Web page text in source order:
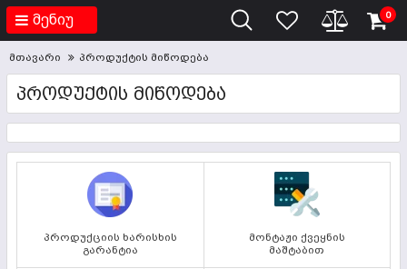
მენიუ 0
მთავარი პროდუქტის მიწოდება
ᲞᲠᲝᲓᲣᲥᲢᲘᲡ ᲛᲘᲬᲝᲓᲔᲑᲐ
პროდუქციის ხარისხის
გარანტია
მონტაჟი ქვეყნის
მაშტაბით